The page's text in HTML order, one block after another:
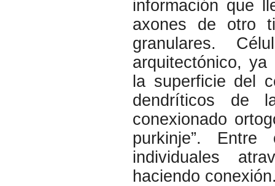
información que
axones de otro
granulares.
arquitectónico,
la superficie del
dendríticos de
conexionado
purkinje”.
individuales
haciendo